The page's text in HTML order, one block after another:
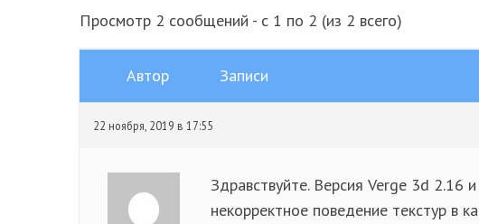
Просмотр 2 сообщений - с 1 по 2 (из 2 всего)
Автор Записи
22 ноября, 2019 в 17:55
Здравствуйте. Версия Verge 3d 2.16
некорректное поведение текстур в